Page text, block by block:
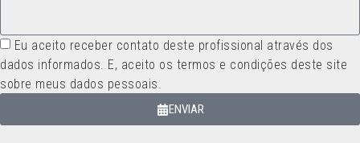
Eu aceito receber contato deste profissional através dos
dados informados. E, aceito os termos e condições deste site
sobre meus dados pessoais.
ENVIAR